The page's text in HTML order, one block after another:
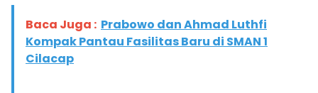
Baca Juga : Prabowo dan Ahmad Luthfi
Kompak Pantau Fasilitas Baru di SMAN 1
Cilacap